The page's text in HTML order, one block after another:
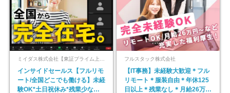
ミイダス株式会社【東証プライム上場パーソルグループ】
インサイドセールス【フルリモ
ート/全国どこでも働ける】未経
験OK*土日祝休み*残業少なめ*
フルスタック株式会社
【IT事務】未経験大歓迎＊フル
リモート＊服装自由＊年休125
日以上＊残業なし＊月給26万円